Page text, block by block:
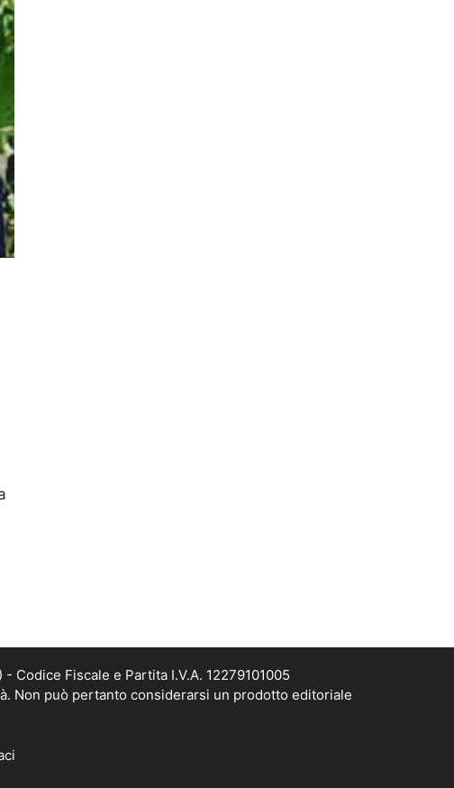
Codice Fiscale e Partita I.V.A. 12279101005
Non può pertanto considerarsi un prodotto editoriale